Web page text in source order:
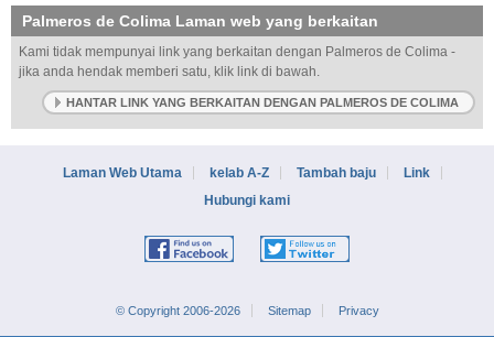
Palmeros de Colima Laman web yang berkaitan
Kami tidak mempunyai link yang berkaitan dengan Palmeros de Colima -
jika anda hendak memberi satu, klik link di bawah.
HANTAR LINK YANG BERKAITAN DENGAN PALMEROS DE COLIMA
Laman Web Utama kelab A-Z Tambah baju
Link
Hubungi kami
© Copyright 2006-2026 Sitemap Privacy